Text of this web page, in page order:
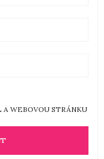
WEBOVOU STRÁNKU